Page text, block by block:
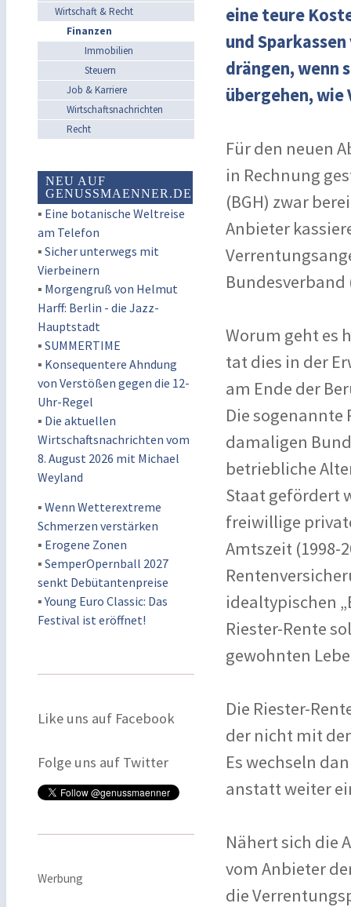
Wirtschaft & Recht
Finanzen
Immobilien
Steuern
Job & Karriere
Wirtschaftsnachrichten
Recht
NEU AUF
GENUSSMAENNER.DE
▪ Eine botanische Weltreise
am Telefon
▪ Sicher unterwegs mit
Vierbeinern
▪ Morgengruß von Helmut
Harff: Berlin - die Jazz-
Hauptstadt
▪ SUMMERTIME
▪ Konsequentere Ahndung
von Verstößen gegen die 12-
Uhr-Regel
▪ Die aktuellen
Wirtschaftsnachrichten vom
8. August 2026 mit Michael
Weyland
▪ Wenn Wetterextreme
Schmerzen verstärken
▪ Erogene Zonen
▪ SemperOpernball 2027
senkt Debütantenpreise
▪Young Euro Classic: Das
Festival ist eröffnet!
Like uns auf Facebook
Folge uns auf Twitter
Werbung
eine teure
und
drängen, wenn
übergehen,
Für den neuen
in Rechnung
(BGH) zwar
Anbieter
Bundesverband
Worum geht es
tat dies in der
am Ende der
Die sogenannte
damaligen
betriebliche
Staat gefördert
freiwillige
Amtszeit (1998-
idealtypischen
Riester-Rente
gewohnten
Die Riester-
der nicht mit
Es wechseln
anstatt weiter
Nähert sich die
vom Anbieter
die